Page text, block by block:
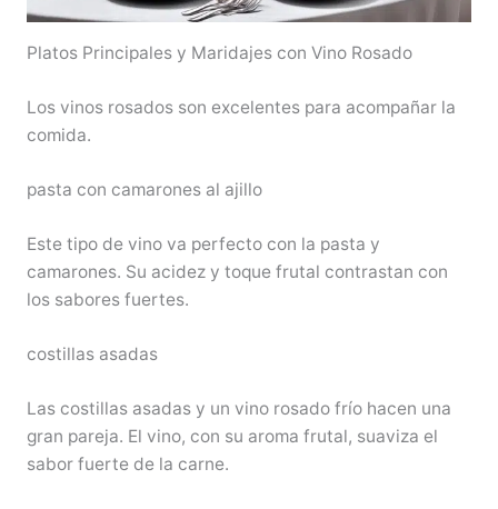
Platos Principales y Maridajes con Vino Rosado
Los vinos rosados son excelentes para acompañar la
comida.
pasta con camarones al ajillo
Este tipo de vino va perfecto con la pasta y
camarones. Su acidez y toque frutal contrastan con
los sabores fuertes.
costillas asadas
Las costillas asadas y un vino rosado frío hacen una
gran pareja. El vino, con su aroma frutal, suaviza el
sabor fuerte de la carne.